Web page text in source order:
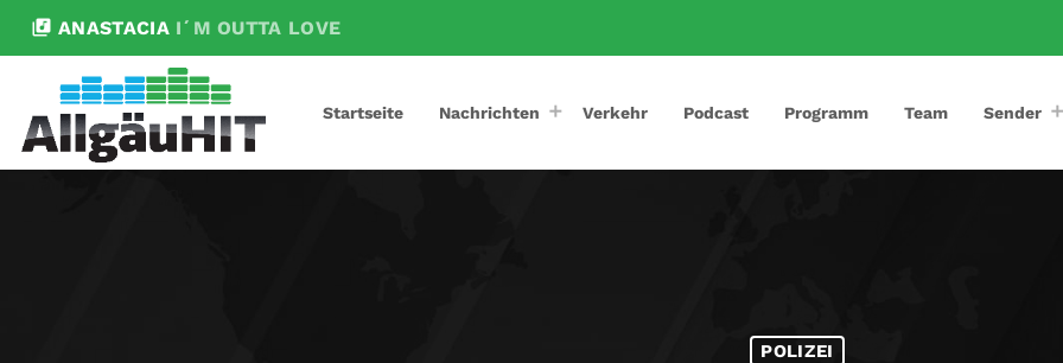
library_music ANASTACIA I´M OUTTA LOVE
Startseite Nachrichten Verkehr Podcast Programm Team Sender
POLIZEI